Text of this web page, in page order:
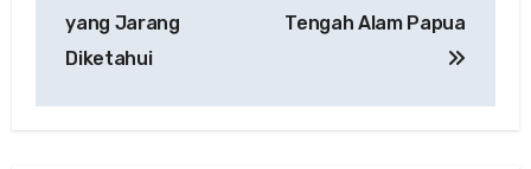
yang Jarang
Diketahui
Tengah Alam Papua